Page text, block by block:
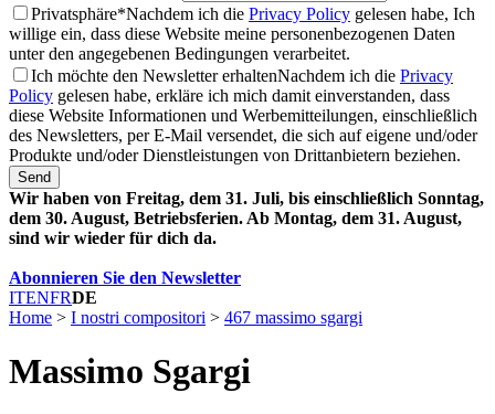
Privatsphäre*Nachdem ich die Privacy Policy gelesen habe, Ich
willige ein, dass diese Website meine personenbezogenen Daten
unter den angegebenen Bedingungen verarbeitet.
Ich möchte den Newsletter erhaltenNachdem ich die Privacy
Policy gelesen habe, erkläre ich mich damit einverstanden, dass
diese Website Informationen und Werbemitteilungen, einschließlich
des Newsletters, per E-Mail versendet, die sich auf eigene und/oder
Produkte und/oder Dienstleistungen von Drittanbietern beziehen.
Send
Wir haben von Freitag, dem 31. Juli, bis einschließlich Sonntag,
dem 30. August, Betriebsferien. Ab Montag, dem 31. August,
sind wir wieder für dich da.
Abonnieren Sie den Newsletter
ITENFRDE
Home > I nostri compositori > 467 massimo sgargi
Massimo Sgargi